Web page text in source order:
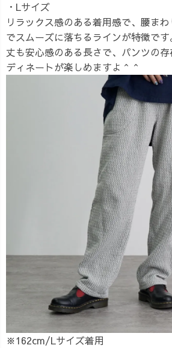
・Lサイズ
リラックス感のある着用感で、腰ま
でスムーズに落ちるラインが特徴です
丈も安心感のある長さで、パンツの
ディネートが楽しめますよ＾＾
※162cm/Lサイズ着用